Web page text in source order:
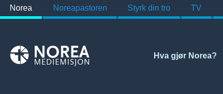
Norea Noreapastoren Styrk din tro TV
Hva gjør Norea?